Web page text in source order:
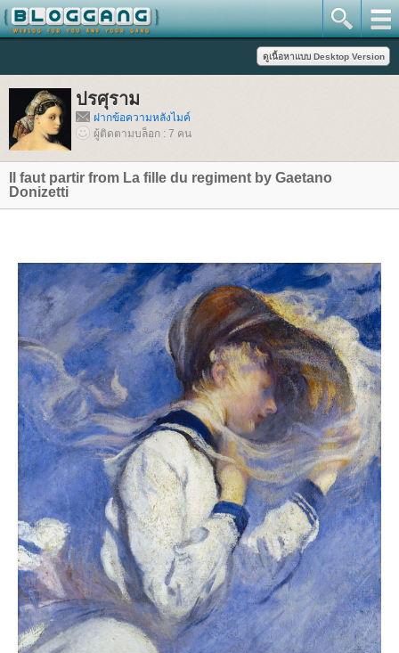
ปรศุราม
ฝากข้อความหลังไมค์
ผู้ติดตามบล็อก : 7 คน
Il faut partir from La fille du regiment by Gaetano
Donizetti